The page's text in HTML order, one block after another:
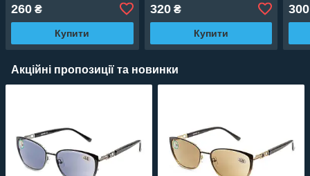
260 ₴
Купити
320₴
Купити
300
Акційні пропозиції та новинки